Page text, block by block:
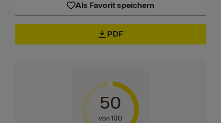
Als Favorit speichern
PDF
50
von 100